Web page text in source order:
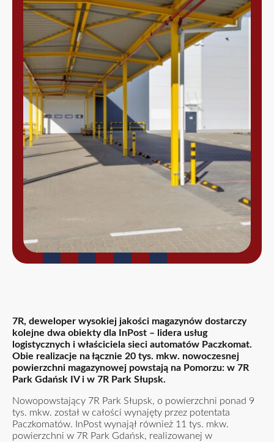
7R, deweloper wysokiej jakości magazynów dostarczy
kolejne dwa obiekty dla InPost – lidera usług
logistycznych i właściciela sieci automatów Paczkomat.
Obie realizacje na łącznie 20 tys. mkw. nowoczesnej
powierzchni magazynowej powstają na Pomorzu: w 7R
Park Gdańsk IV i w 7R Park Słupsk.
Nowopowstający 7R Park Słupsk, o powierzchni ponad 9
tys. mkw. został w całości wynajęty przez potentata
Paczkomatów. InPost wynajął również 11 tys. mkw.
powierzchni w 7R Park Gdańsk, realizowanej w